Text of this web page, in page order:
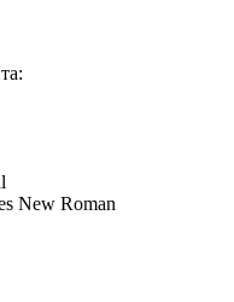
New Roman